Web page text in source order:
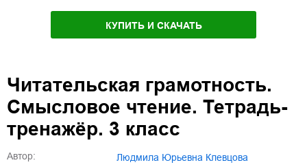
КУПИТЬ И СКАЧАТЬ
Читательская грамотность.
Смысловое чтение. Тетрадь-
тренажёр. 3 класс
Автор:
Людмила Юрьевна Клевцова